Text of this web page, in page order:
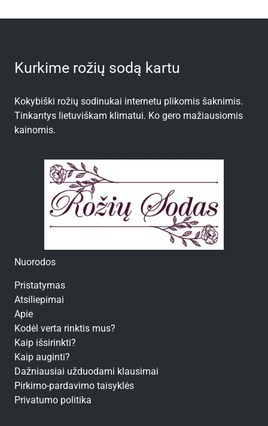
Kurkime rožių sodą kartu
Kokybiški rožių sodinukai internetu plikomis šaknimis.
Tinkantys lietuviškam klimatui. Ko gero mažiausiomis
kainomis.
Nuorodos
Pristatymas
Atsiliepimai
Apie
Kodėl verta rinktis mus?
Kaip išsirinkti?
Kaip auginti?
Dažniausiai užduodami klausimai
Pirkimo-pardavimo taisyklės
Privatumo politika